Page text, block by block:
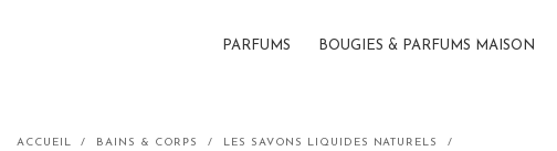
PARFUMS BOUGIES & PARFUMS MAISON
ACCUEIL BAINS & CORPS LES SAVONS LIQUIDES NATURELS